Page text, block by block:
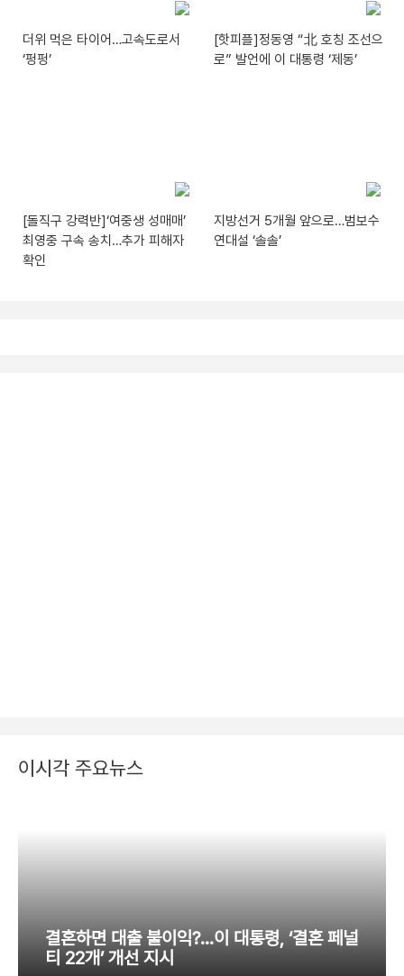
더위 먹은 타이어…고속도로서
‘펑펑’
[핫피플]정동영 “北 호칭 조선으
로” 발언에 이 대통령 ‘제동’
[돌직구 강력반]‘여중생 성매매’
최영중 구속 송치…추가 피해자
확인
지방선거 5개월 앞으로…범보수
연대설 ‘솔솔’
이시각 주요뉴스
결혼하면 대출 불이익?…이 대통령, ‘결혼 페널
티 22개’ 개선 지시